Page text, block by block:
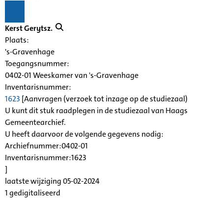
Kerst Gerytsz.
Plaats:
's-Gravenhage
Toegangsnummer:
0402-01 Weeskamer van 's-Gravenhage
Inventarisnummer:
1623 [Aanvragen (verzoek tot inzage op de studiezaal)
U kunt dit stuk raadplegen in de studiezaal van Haags
Gemeentearchief.
U heeft daarvoor de volgende gegevens nodig:
Archiefnummer:0402-01
Inventarisnummer:1623
]
laatste wijziging 05-02-2024
1 gedigitaliseerd